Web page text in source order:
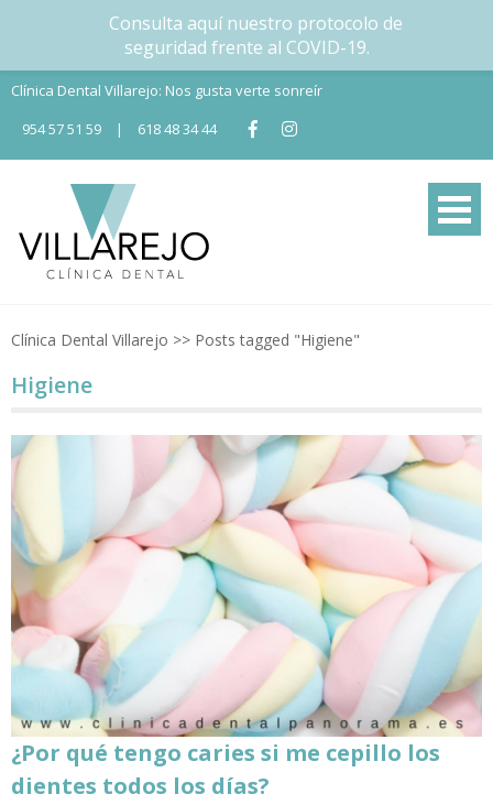
Skip
content
Clínica Dental Villarejo: Nos gusta verte sonreír
954 57 51 59
| 618 48 34 44
Clínica Dental Villarejo >> Posts tagged "Higiene"
Higiene
¿Por qué tengo caries si me cepillo los
dientes todos los días?
Consulta aquí nuestro protocolo de
seguridad frente al COVID-19.